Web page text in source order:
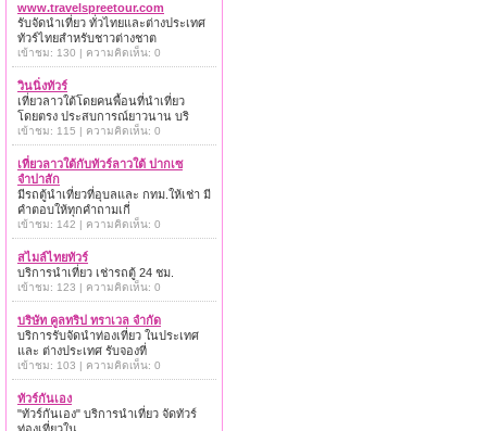
www.travelspreetour.com
รับจัดนำเที่ยว ทั่วไทยและต่างประเทศ
ทัวร์ไทยสำหรับชาวต่างชาต
เข้าชม: 130 | ความคิดเห็น: 0
วินนิ่งทัวร์
เที่ยวลาวใต้โดยคนพื้อนที่นำเที่ยว
โดยตรง ประสบการณ์ยาวนาน บริ
เข้าชม: 115 | ความคิดเห็น: 0
เที่ยวลาวใต้กับทัวร์ลาวใต้ ปากเซ
จำปาสัก
มีรถตู้นำเที่ยวที่อุบลและ กทม.ให้เช่า มี
คำตอบให้ทุกคำถามเกี่
เข้าชม: 142 | ความคิดเห็น: 0
สไมล์ไทยทัวร์
บริการนำเที่ยว เช่ารถตู้ 24 ชม.
เข้าชม: 123 | ความคิดเห็น: 0
บริษัท คูลทริป ทราเวล จำกัด
บริการรับจัดนำท่องเที่ยว ในประเทศ
และ ต่างประเทศ รับจองที่
เข้าชม: 103 | ความคิดเห็น: 0
ทัวร์กันเอง
"ทัวร์กันเอง" บริการนำเที่ยว จัดทัวร์